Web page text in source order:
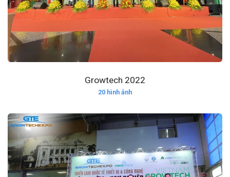
Growtech 2022
20 hình ảnh